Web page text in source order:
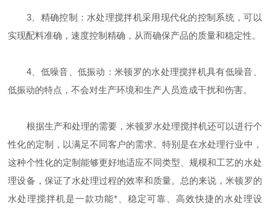
3、精确控制：水处理搅拌机采用现代化的控制系统，可以
实现配料准确，速度控制精确，从而确保产品的质量和稳定性。
4、低噪音、低振动：米顿罗的水处理搅拌机具有低噪音、
低振动的特点，不会对生产环境和生产人员造成干扰和伤害。
根据生产和处理的需要，米顿罗水处理搅拌机还可以进行个
性化的定制，以满足不同客户的需求。特别是在水处理行业中，
这种个性化的定制能够更好地适应不同类型、规模和工艺的水处
理设备，保证了水处理过程的效率和质量。总的来说，米顿罗的
水处理搅拌机是一款功能*、稳定可靠、高效快捷的水处理设